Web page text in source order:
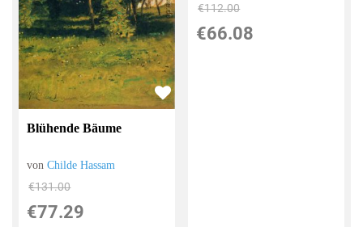
Blühende Bäume
vonChilde Hassam
€131.00
€77.29
€112.00
€66.08